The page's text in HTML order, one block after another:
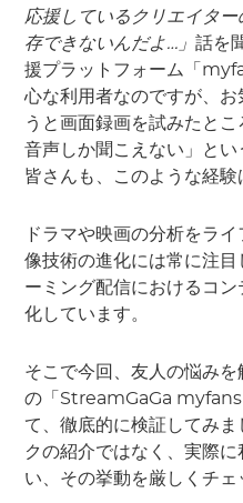
応援しているクリエイタ
存できないんだよ…」話を
援プラットフォーム「
心な利用者なのですが、
うと画面録画を試みたと
音声しか聞こえない」とい
皆さんも、このような経験
ドラマや映画の分析をラ
像技術の進化には常に注
ーミング配信におけるコ
化しています。
そこで今回、友人の悩み
の「StreamGaGa myfans
て、徹底的に検証してみ
クの紹介ではなく、実際
い、その挙動を厳しくチェ